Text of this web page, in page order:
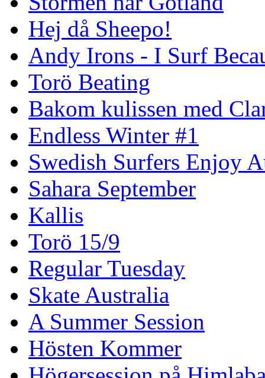
Hej då Sheepo!
Andy Irons - I Surf
Torö Beating
Bakom kulissen med
Endless Winter #1
Swedish Surfers Enjoy
Sahara September
Kallis
Torö 15/9
Regular Tuesday
Skate Australia
A Summer Session
Hösten Kommer